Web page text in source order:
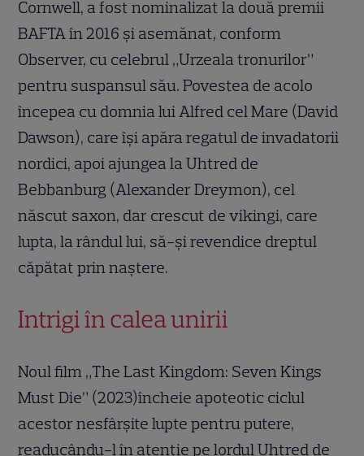
Cornwell, a fost nominalizat la două premii
BAFTA în 2016 și asemănat, conform
Observer, cu celebrul „Urzeala tronurilor”
pentru suspansul său. Povestea de acolo
începea cu domnia lui Alfred cel Mare (David
Dawson), care își apăra regatul de invadatorii
nordici, apoi ajungea la Uhtred de
Bebbanburg (Alexander Dreymon), cel
născut saxon, dar crescut de vikingi, care
lupta, la rândul lui, să-și revendice dreptul
căpătat prin naștere.
Intrigi în calea unirii
Noul film „The Last Kingdom: Seven Kings
Must Die” (2023)încheie apoteotic ciclul
acestor nesfârșite lupte pentru putere,
readucându-l în atenție pe lordul Uhtred de